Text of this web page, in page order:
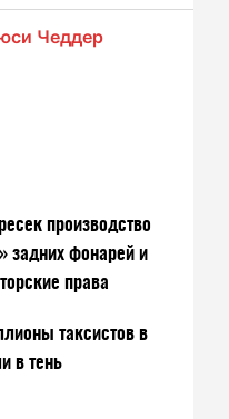
Чеддер
производство
задних фонарей и
права
таксистов в
в тень